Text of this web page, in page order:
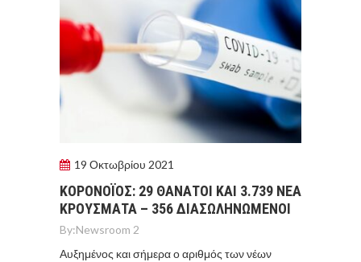
19 Οκτωβρίου 2021
ΚΟΡΟΝΟΪΟΣ: 29 ΘΑΝΑΤΟΙ ΚΑΙ 3.739 ΝΕΑ
ΚΡΟΥΣΜΑΤΑ – 356 ΔΙΑΣΩΛΗΝΩΜΕΝΟΙ
By:Newsroom 2
Αυξημένος και σήμερα ο αριθμός των νέων